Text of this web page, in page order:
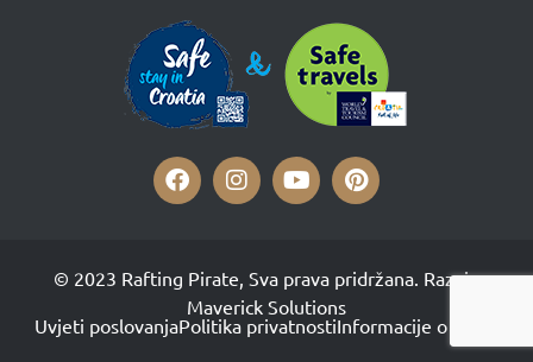
© 2023 Rafting Pirate, Sva prava pridržana. Razvio
Maverick Solutions
Uvjeti poslovanjaPolitika privatnostiInformacije o obrtu